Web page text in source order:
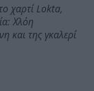
χαρτί Lokta,
Χλόη
και της γκαλερί